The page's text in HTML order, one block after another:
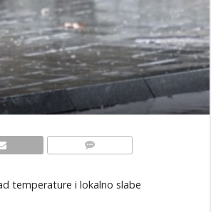
temperature i lokalno slabe